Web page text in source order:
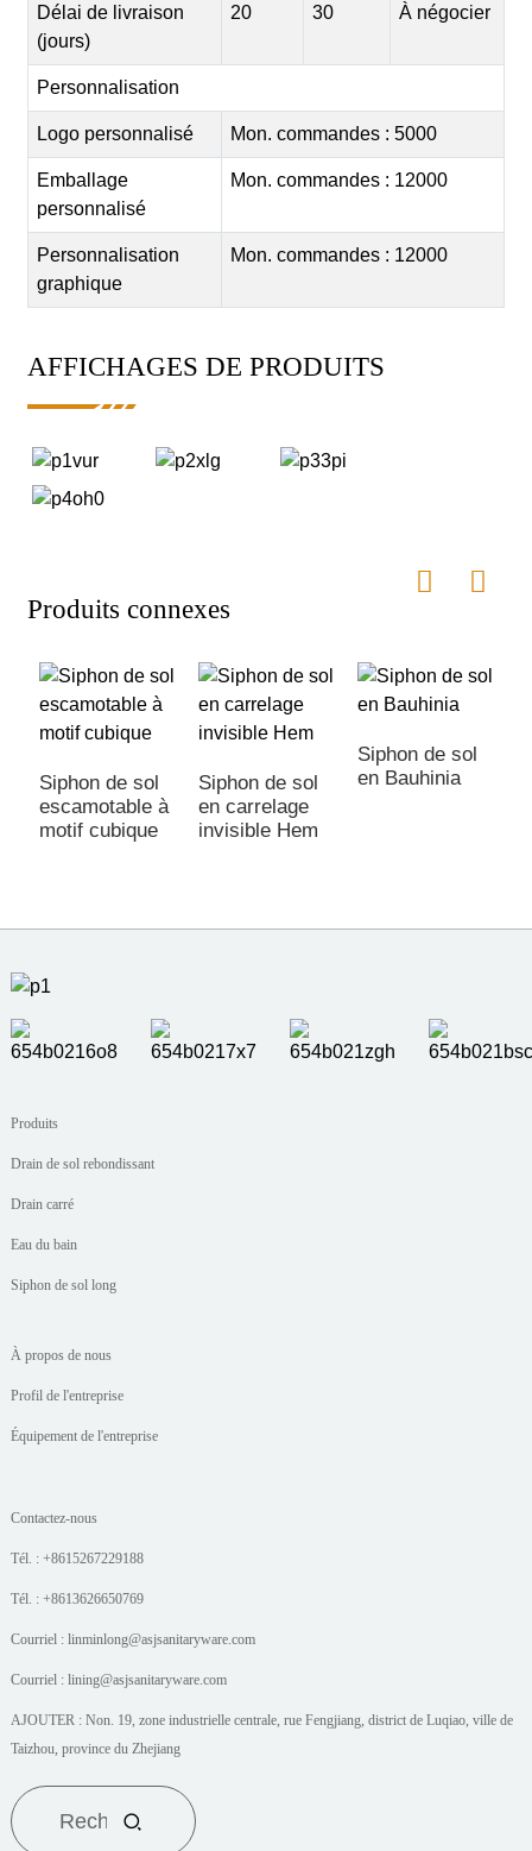
Délai de livraison
(jours)
20 30 À négocier
Personnalisation
Logo personnalisé Mon. commandes : 5000
Emballage
personnalisé
Mon. commandes : 12000
Personnalisation
graphique
Mon. commandes : 12000
AFFICHAGES DE PRODUITS
Produits connexes
Siphon de sol
escamotable à
motif cubique
Siphon de sol
en carrelage
invisible Hem
Siphon de sol
en Bauhinia
Produits
Drain de sol rebondissant
Drain carré
Eau du bain
Siphon de sol long
À propos de nous
Profil de l'entreprise
Équipement de l'entreprise
Contactez-nous
Tél. : +8615267229188
Tél. : +8613626650769
Courriel : linminlong@asjsanitaryware.com
Courriel : lining@asjsanitaryware.com
AJOUTER : Non. 19, zone industrielle centrale, rue Fengjiang, district de Luqiao, ville de
Taizhou, province du Zhejiang